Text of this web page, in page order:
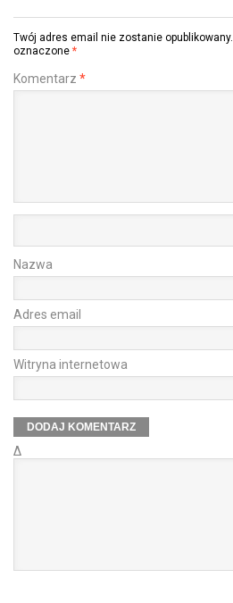
Twój adres email nie zostanie opublikowany.
oznaczone *
Komentarz *
Nazwa
Adres email
Witryna internetowa
Δ